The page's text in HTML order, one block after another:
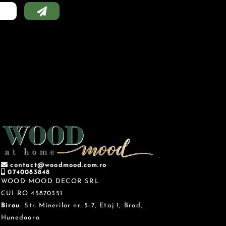
contact@woodmood.com.ro
0740083848
WOOD MOOD DECOR SRL
CUI RO 45870351
Birou: Str. Minerilor nr. 5-7, Etaj 1, Brad,
Hunedoara